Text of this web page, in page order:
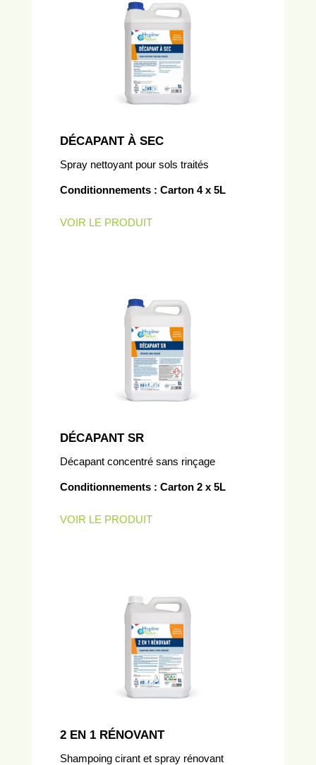
DÉCAPANT À SEC
Spray nettoyant pour sols traités
Conditionnements : Carton 4 x 5L
VOIR LE PRODUIT
DÉCAPANT SR
Décapant concentré sans rinçage
Conditionnements : Carton 2 x 5L
VOIR LE PRODUIT
2 EN 1 RÉNOVANT
Shampoing cirant et spray rénovant